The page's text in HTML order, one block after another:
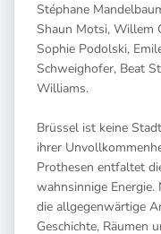
Stéphane
Shaun Motsi, Willem
Sophie Podolski,
Schweighofer, Beat
Williams.
Brüssel ist keine
ihrer
Prothesen entfaltet
wahnsinnige
die allgegenwärtige
Geschichte, Räumen